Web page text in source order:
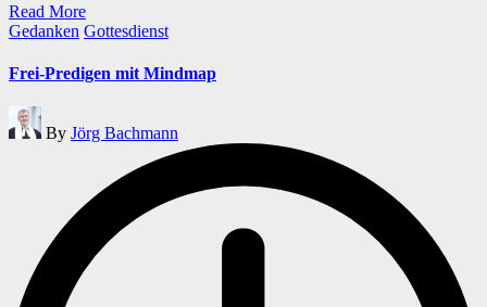
Read More
Posted
Gedanken Gottesdienst
Frei-Predigen mit Mindmap
Posted
by
By Jörg Bachmann